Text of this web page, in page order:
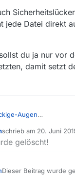
jede Datei direkt
du ja nur vor
damit setzt
Augen
Rückfrage
J-Portable ja
schrieb am 20. Juni
zuletzt editiert von
gelöscht!
Dieser Beitrag wurde